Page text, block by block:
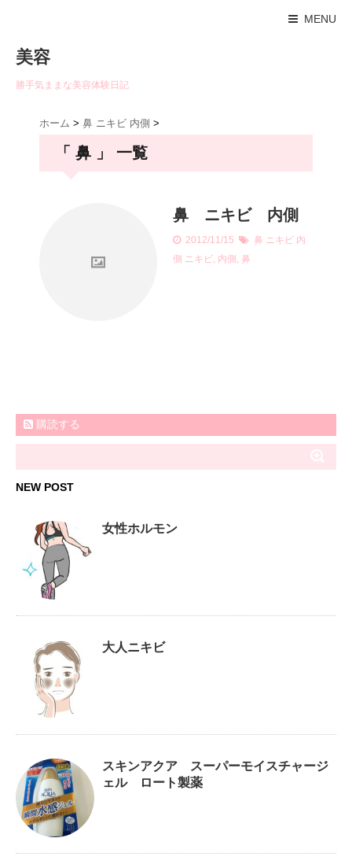
MENU
美容
勝手気ままな美容体験日記
ホーム > 鼻 ニキビ 内側 >
「 鼻 」 一覧
鼻 ニキビ 内側
2012/11/15
鼻 ニキビ 内
側 ニキビ, 内側 , 鼻
購読する
NEW POST
女性ホルモン
大人ニキビ
スキンアクア スーパーモイスチャージ
ェル ロート製薬